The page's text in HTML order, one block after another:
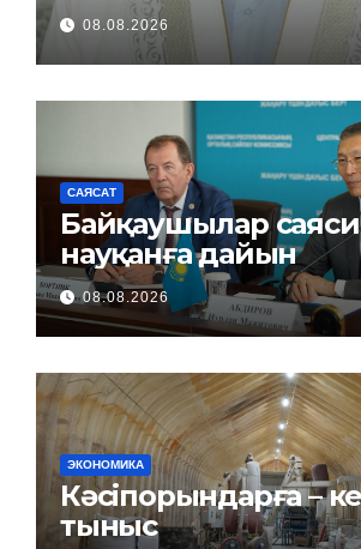
08.08.2026
САЯСАТ
Байқаушылар саяси
науқанға дайын
08.08.2026
ЭКОНОМИКА
Кәсіпорындарға – кең
тыныс